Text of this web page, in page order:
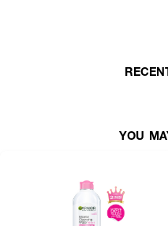
พร้อมทำความสะอาดผิวอย่างหมดจด
ด้วยสารสกัดจากใบชาป่า ที่ช่วยปกป้อ
สะอาด สดชื่น เนียนนุ่ม ไม่แห้งตึง สูต
โลชั่นน้ำสำหรับเช็ดทำความสะอาดเ
YOU